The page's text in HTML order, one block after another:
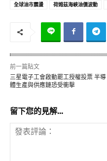
全球油市震盪
荷姆茲海峽油價波動
前一篇貼文
三星電子工會啟動罷工授權投票 半導
體生產與供應鏈恐受衝擊
留下您的見解...